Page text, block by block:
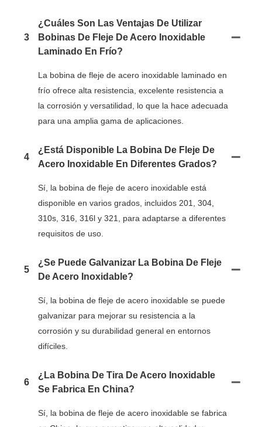
3
¿Cuáles Son Las Ventajas De Utilizar
Bobinas De Fleje De Acero Inoxidable
Laminado En Frío?
La bobina de fleje de acero inoxidable laminado en
frío ofrece alta resistencia, excelente resistencia a
la corrosión y versatilidad, lo que la hace adecuada
para una amplia gama de aplicaciones.
4
¿Está Disponible La Bobina De Fleje De
Acero Inoxidable En Diferentes Grados?
Sí, la bobina de fleje de acero inoxidable está
disponible en varios grados, incluidos 201, 304,
310s, 316, 316l y 321, para adaptarse a diferentes
requisitos de uso.
5
¿Se Puede Galvanizar La Bobina De Fleje
De Acero Inoxidable?
Sí, la bobina de fleje de acero inoxidable se puede
galvanizar para mejorar su resistencia a la
corrosión y su durabilidad general en entornos
difíciles.
6
¿La Bobina De Tira De Acero Inoxidable
Se Fabrica En China?
Sí, la bobina de fleje de acero inoxidable se fabrica